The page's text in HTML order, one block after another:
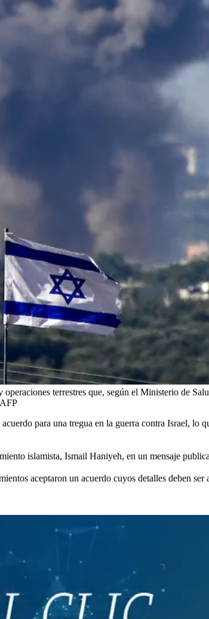
terrestres que, según el Ministerio de
AFP
para una tregua en la guerra contra Israel, lo
islamista, Ismail Haniyeh, en un mensaje
aceptaron un acuerdo cuyos detalles deben